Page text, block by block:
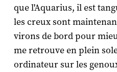
que l'Aquarius, il est
les creux sont
virons de bord pour
me retrouve en plein
ordinateur sur les